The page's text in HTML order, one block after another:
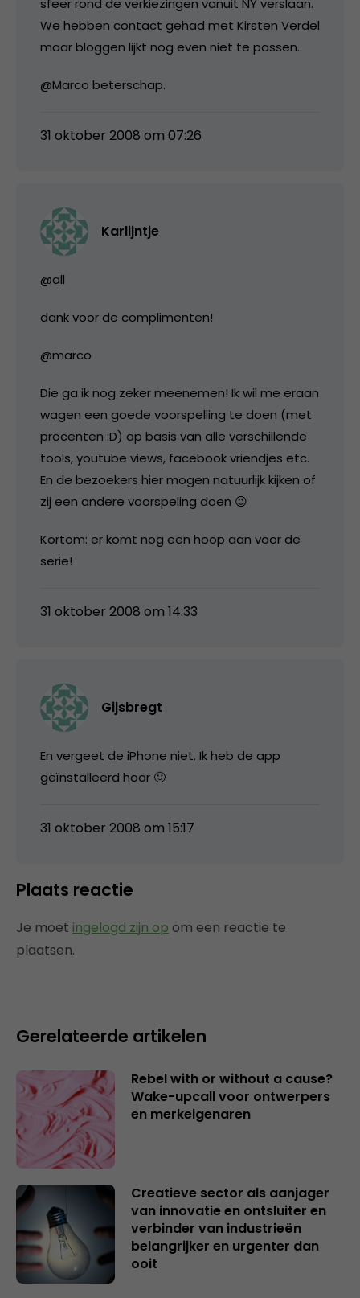
sfeer rond de verkiezingen vanuit NY verslaan.
We hebben contact gehad met Kirsten Verdel
maar bloggen lijkt nog even niet te passen..
@Marco beterschap.
31 oktober 2008 om 07:26
Karlijntje
@all
dank voor de complimenten!
@marco
Die ga ik nog zeker meenemen! Ik wil me eraan
wagen een goede voorspelling te doen (met
procenten :D) op basis van alle verschillende
tools, youtube views, facebook vriendjes etc.
En de bezoekers hier mogen natuurlijk kijken of
zij een andere voorspeling doen 😉
Kortom: er komt nog een hoop aan voor de
serie!
31 oktober 2008 om 14:33
Gijsbregt
En vergeet de iPhone niet. Ik heb de app
geïnstalleerd hoor 🙂
31 oktober 2008 om 15:17
Plaats reactie
Je moet ingelogd zijn op om een reactie te
plaatsen.
Gerelateerde artikelen
Rebel with or without a cause?
Wake-upcall voor ontwerpers
en merkeigenaren
Creatieve sector als aanjager
van innovatie en ontsluiter en
verbinder van industrieën
belangrijker en urgenter dan
ooit